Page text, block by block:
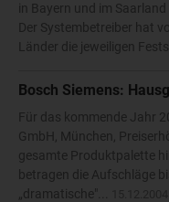
in Bayern und im
Der Systembetreiber hat
Länder die jeweiligen
Bosch Siemens:
Für das kommende Jahr
GmbH, München,
gesamte Produktpalette
betragen die Aufschläge
„dramatische"...